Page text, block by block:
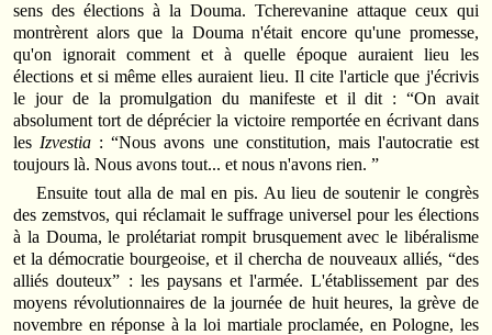
sens des élections à la Douma. Tcherevanine attaque ceux qui
montrèrent alors que la Douma n'était encore qu'une promesse,
qu'on ignorait comment et à quelle époque auraient lieu les
élections et si même elles auraient lieu. Il cite l'article que j'écrivis
le jour de la promulgation du manifeste et il dit : “On avait
absolument tort de déprécier la victoire remportée en écrivant dans
les Izvestia : “Nous avons une constitution, mais l'autocratie est
toujours là. Nous avons tout... et nous n'avons rien. ”
Ensuite tout alla de mal en pis. Au lieu de soutenir le congrès
des zemstvos, qui réclamait le suffrage universel pour les élections
à la Douma, le prolétariat rompit brusquement avec le libéralisme
et la démocratie bourgeoise, et il chercha de nouveaux alliés, “des
alliés douteux” : les paysans et l'armée. L'établissement par des
moyens révolutionnaires de la journée de huit heures, la grève de
novembre en réponse à la loi martiale proclamée, en Pologne, les